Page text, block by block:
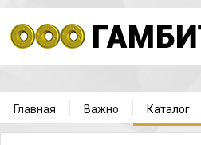
Главная Важно Каталог